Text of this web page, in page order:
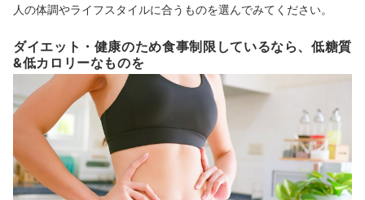
人の体調やライフスタイルに合うものを選んでみてください。
ダイエット・健康のため食事制限しているなら、低糖質
&低カロリーなものを